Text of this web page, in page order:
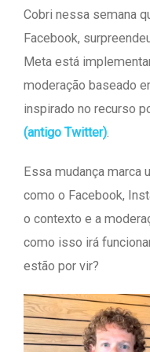
Cobri nessa semana
Facebook,
Meta está
moderação baseado
inspirado no recurso
(antigo Twitter).
Essa mudança marca
como o Facebook,
o contexto e a
como isso irá
estão por vir?